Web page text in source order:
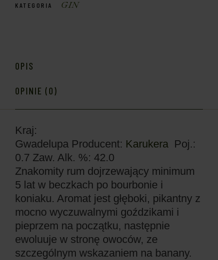
KATEGORIA GIN
OPIS
OPINIE (0)
Kraj:
Gwadelupa Producent: Karukera Poj.:
0.7 Zaw. Alk. %: 42.0
Znakomity rum dojrzewający minimum
5 lat w beczkach po bourbonie i
koniaku. Aromat jest głęboki, pikantny z
mocno wyczuwalnymi goździkami i
pieprzem na początku, następnie
ewoluuje w stronę owoców, ze
szczególnym wskazaniem na banany.